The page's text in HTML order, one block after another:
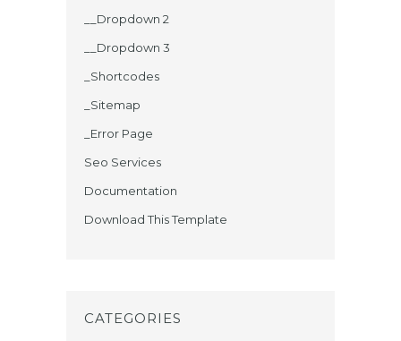
__Dropdown 2
__Dropdown 3
_Shortcodes
_Sitemap
_Error Page
Seo Services
Documentation
Download This Template
CATEGORIES